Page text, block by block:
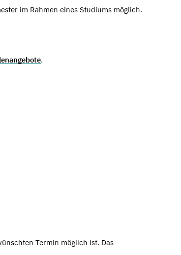
im Rahmen eines Studiums möglich.
.
Termin möglich ist. Das